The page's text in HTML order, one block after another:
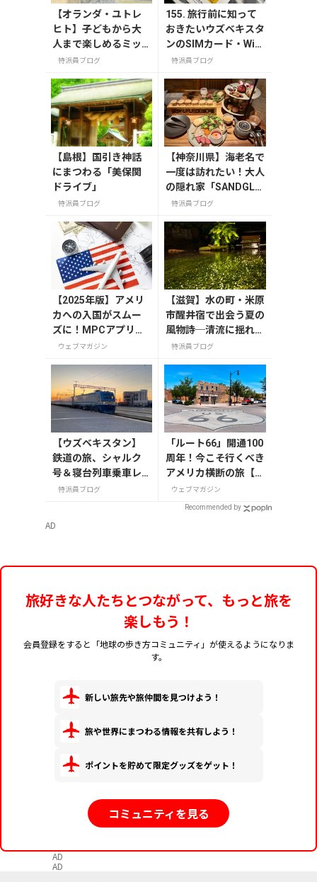
【オランダ・ユトレ
ヒト】子どもから大
人まで楽しめるミッ
フィーミュージア
フィースポットもご
紹介
特派員ブログ
155. 旅行前に知って
おきたいウズベキスタ
ンのSIMカード・Wi-F
iなどインターネット
特派員ブログ
【島根】国引き神話
にまつわる「美保関
ドライブ」
特派員ブログ
【神奈川県】海老名で
一度は訪れたい！大人
の隠れ家「SANDGLA
SS 熾火」で味わうア
特派員ブログ
【2025年版】アメリ
カへの入国がスムー
ズに！MPCアプリの
登録方法や使い方を
ウェブマガジン
【滋賀】水の町・米原
市醒井宿で出会う夏の
風物詩─清流に揺れる
梅花藻（8/24までラ
特派員ブログ
【ウズベキスタン】
鉄道の旅、シャルク
号＆寝台列車乗車レ
ポート
特派員ブログ
「ルート66」開通100
周年！今こそ行くべき
アメリカ横断の旅【今
旅2026】
ウェブマガジン
Recommended by
AD
旅好きな人たちとつながって、もっと旅を
楽しもう！
会員登録をすると「地球の歩き方コミュニティ」が使えるようになりま
す。
新しい旅先や旅仲間を見つけよう！
旅や世界にまつわる情報を共有しよう！
ポイントを貯めて限定グッズをゲット！
コミュニティを見る
AD
AD